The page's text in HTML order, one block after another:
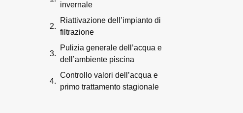
invernale
Riattivazione dell’impianto di
filtrazione
Pulizia generale dell’acqua e
dell’ambiente piscina
Controllo valori dell’acqua e
primo trattamento stagionale